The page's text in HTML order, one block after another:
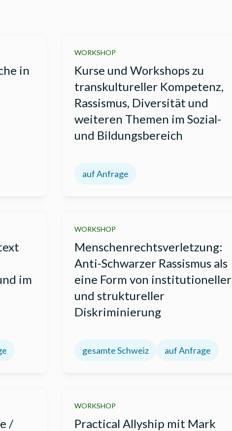
in
WORKSHOP
Kurse und Workshops zu
transkultureller Kompetenz,
Rassismus, Diversität und
weiteren Themen im Sozial-
und Bildungsbereich
auf Anfrage
im
WORKSHOP
Menschenrechtsverletzung:
Anti-Schwarzer Rassismus als
eine Form von institutioneller
und struktureller
Diskriminierung
gesamte Schweiz auf Anfrage
/
WORKSHOP
Practical Allyship mit Mark